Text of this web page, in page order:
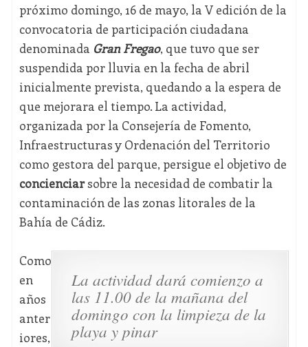
próximo domingo, 16 de mayo, la V edición de la
convocatoria de participación ciudadana
denominada Gran Fregao, que tuvo que ser
suspendida por lluvia en la fecha de abril
inicialmente prevista, quedando a la espera de
que mejorara el tiempo. La actividad,
organizada por la Consejería de Fomento,
Infraestructuras y Ordenación del Territorio
como gestora del parque, persigue el objetivo de
concienciarsobre la necesidad de combatir la
contaminación de las zonas litorales de la
Bahía de Cádiz.
La actividad dará comienzo a
las 11.00 de la mañana del
domingo con la limpieza de la
playa y pinar
Como
en
años
anter
iores,